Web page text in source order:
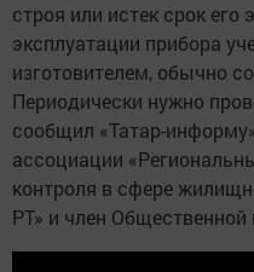
строя или истек срок его
эксплуатации прибора
изготовителем, обычно
Периодически нужно
сообщил «Татар-
ассоциации
контроля в сфере
РТ» и член